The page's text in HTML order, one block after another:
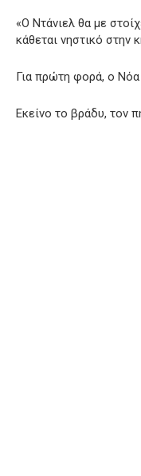
«Ο Ντάνιελ θα με
κάθεται νηστικό στην
Για πρώτη φορά, ο Νόα
Εκείνο το βράδυ, τον